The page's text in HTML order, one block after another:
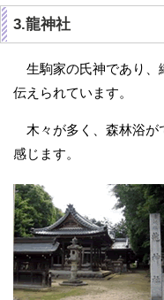
3.龍神社
生駒家の氏神であり、
伝えられています。
木々が多く、森林浴が
感じます。